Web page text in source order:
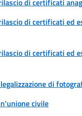
di certificati ed
di certificati ed
di
civile